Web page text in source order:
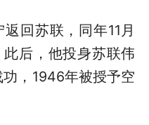
回苏联，同年11月
此后，他投身苏联伟
，1946年被授予空